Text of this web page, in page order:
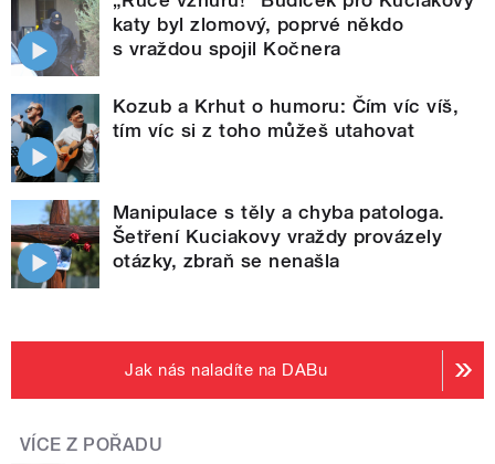
katy byl zlomový, poprvé někdo
s vraždou spojil Kočnera
Kozub a Krhut o humoru: Čím víc víš,
tím víc si z toho můžeš utahovat
Manipulace s těly a chyba patologa.
Šetření Kuciakovy vraždy provázely
otázky, zbraň se nenašla
Jak nás naladíte na DABu
VÍCE Z POŘADU